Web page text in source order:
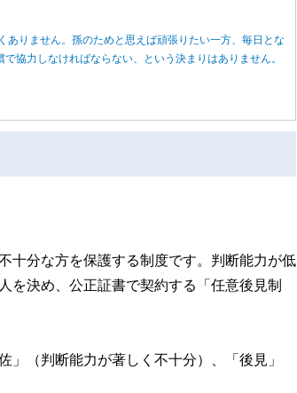
りません。孫のためと思えば頑張りたい一方、毎日とな
協力しなければならない、という決まりはありません。
十分な方を保護する制度です。判断能力が低
を決め、公正証書で契約する「任意後見制
」（判断能力が著しく不十分）、「後見」